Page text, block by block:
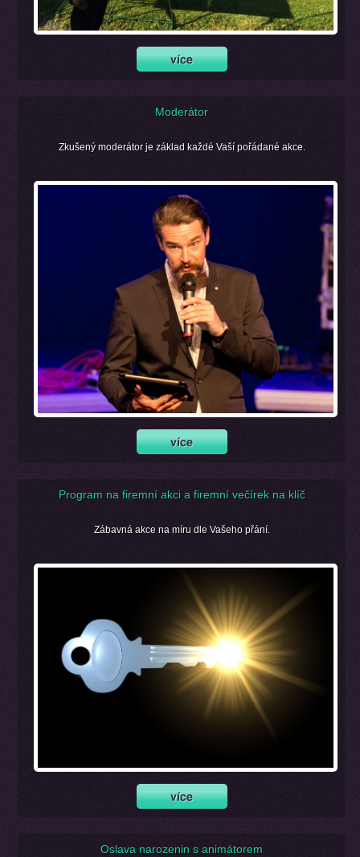
Moderátor
Zkušený moderátor je základ každé Vaší pořádané akce.
Program na firemní akci a firemní večírek na klíč
Zábavná akce na míru dle Vašeho přání.
Oslava narozenin s animátorem